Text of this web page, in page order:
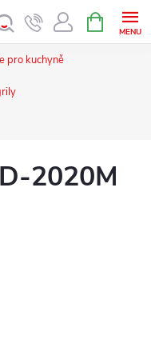
NÁKUPNÍ
KOŠÍK
pro kuchyně
2020M